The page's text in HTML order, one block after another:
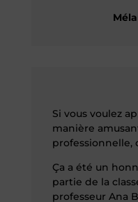
Si vous voulez
manière
professionnelle,
Ça a été un
partie de la
professeur Ana